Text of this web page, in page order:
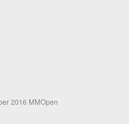
2016 MMOpen